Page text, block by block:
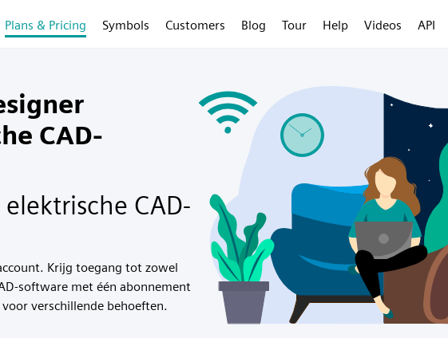
Plans & Pricing Symbols Customers Blog Tour Help Videos API
CAD-
CAD-
Krijg toegang tot zowel
software met één abonnement
verschillende behoeften.